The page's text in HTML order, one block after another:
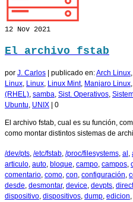
12 Nov 2021
El archivo fstab
por J. Carlos publicado en:Arch Linux,
Linux, Linux, Linux Mint, Manjaro Linux,
(RHEL), samba, Sist. Operativos,
Ubuntu, UNIX 0
El archivo fstab, cual es su función,
como montar distintos sistemas de
/dev/pts, /etc/fstab, /proc/filesystems, al ,
articulo, auto, bloque, campo, campos,
comentario, como, con, configuración,
desde, desmontar, device, devpts,
dispositivo, dispositivos, dump, edicion,